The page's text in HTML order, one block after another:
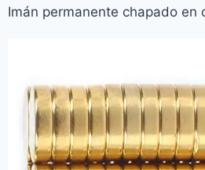
Imán permanente chapado en